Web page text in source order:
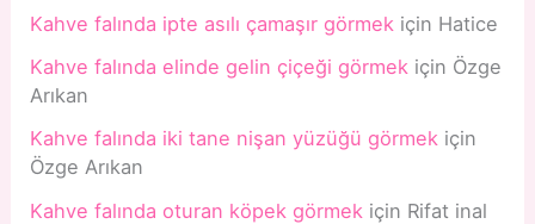
Kahve falında ipte asılı çamaşır görmek için Hatice
Kahve falında elinde gelin çiçeği görmek için Özge
Arıkan
Kahve falında iki tane nişan yüzüğü görmek için
Özge Arıkan
Kahve falında oturan köpek görmek için Rifat inal